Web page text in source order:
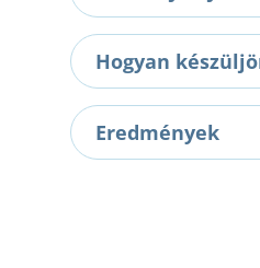
Hogyan
Eredmények